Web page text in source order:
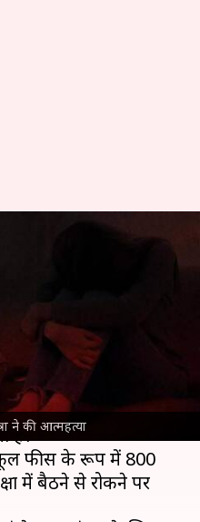
ने की आत्महत्या
स्कूल फीस बकाया
रोकने पर की
का बड़ा हैरान
है।
स्कूल फीस के रूप में 800
में बैठने से रोकने पर